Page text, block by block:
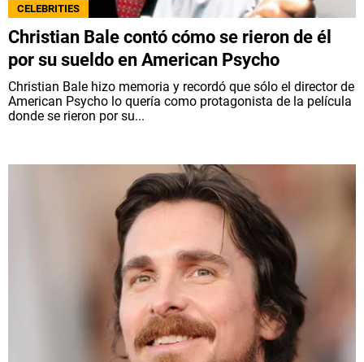
CELEBRITIES
Christian Bale contó cómo se rieron de él
por su sueldo en American Psycho
Christian Bale hizo memoria y recordó que sólo el director de
American Psycho lo quería como protagonista de la película
donde se rieron por su...